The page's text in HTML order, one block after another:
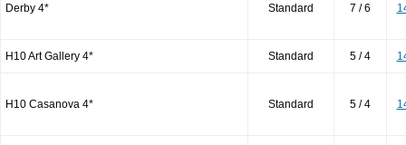
Derby 4* Standard 7 / 6
H10 Art Gallery 4* Standard 5 / 4
H10 Casanova 4* Standard 5 / 4